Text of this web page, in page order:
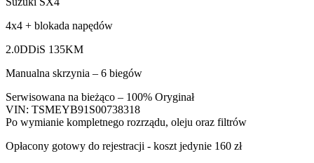
4x4 + blokada napędów
2.0DDiS 135KM
Manualna skrzynia – 6 biegów
Serwisowana na bieżąco – 100% Oryginał
VIN: TSMEYB91S00738318
Po wymianie kompletnego rozrządu, oleju oraz filtrów
Opłacony gotowy do rejestracji - koszt jedynie 160 zł